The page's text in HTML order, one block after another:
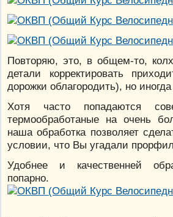
Повторяю, это, в общем-то,
детали корректировать
дорожки облагородить), но иногда
Хотя часто попадаются
термообработаные на очень
наша обработка позволяет
условии, что Вы угадали
Удобнее и качественней
попарно.